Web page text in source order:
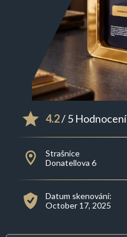
4.2/ 5 Hodnocení
Strašnice
Donatellova 6
Datum skenování:
October 17, 2025